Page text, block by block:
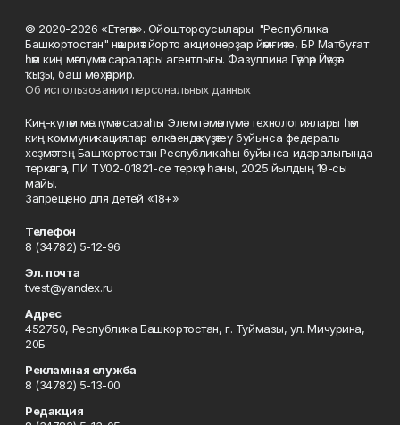
© 2020-2026 «Етегән». Ойоштороусылары: "Республика
Башкортостан" нәшриәт йорто акционерҙар йәмғиәте, БР Матбуғат
һәм киң мәғлүмәт саралары агентлығы. Фазуллина Гәүһәр Йәүҙәт
ҡыҙы, баш мөхәррир.
Об использовании персональных данных
Киң-күләм мәғлүмәт сараһы Элемтә, мәғлүмәт технологиялары һәм
киң коммуникациялар өлкәһендә күҙәтеү буйынса федераль
хеҙмәттең Башҡортостан Республикаһы буйынса идаралығында
теркәлгән, ПИ ТУ02-01821-се теркәү һаны, 2025 йылдың 19-сы
майы.
Запрещено для детей «18+»
Телефон
8 (34782) 5-12-96
Эл. почта
tvest@yandex.ru
Адрес
452750, Республика Башкортостан, г. Туймазы, ул. Мичурина,
20Б
Рекламная служба
8 (34782) 5-13-00
Редакция